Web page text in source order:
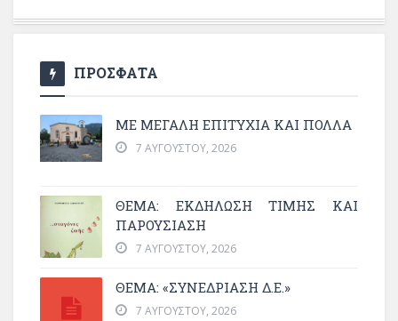
ΠΡΟΣΦΑΤΑ
ΜΕ ΜΕΓΆΛΗ ΕΠΙΤΥΧΊΑ ΚΑΙ ΠΟΛΛΆ
7 ΑΥΓΟΎΣΤΟΥ, 2026
ΘΈΜΑ: ΕΚΔΉΛΩΣΗ ΤΙΜΉΣ ΚΑΙ
ΠΑΡΟΥΣΊΑΣΗ
7 ΑΥΓΟΎΣΤΟΥ, 2026
ΘΕΜΑ: «ΣΥΝΕΔΡΊΑΣΗ Δ.Ε.»
7 ΑΥΓΟΎΣΤΟΥ, 2026